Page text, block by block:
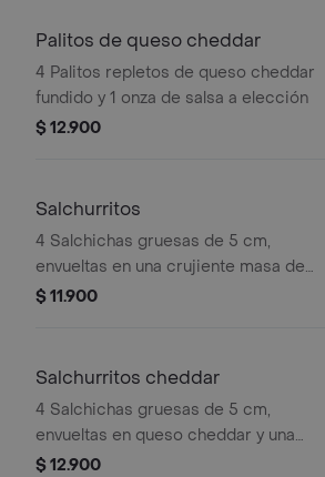
Palitos de queso cheddar
4 Palitos repletos de queso cheddar
fundido y 1 onza de salsa a elección
$ 12.900
Salchurritos
4 Salchichas gruesas de 5 cm,
envueltas en una crujiente masa de
churro y con una copa de 1/2 onza de
$ 11.900
Salchurritos cheddar
4 Salchichas gruesas de 5 cm,
envueltas en queso cheddar y una
crujiente masa de churro y con una
$ 12.900